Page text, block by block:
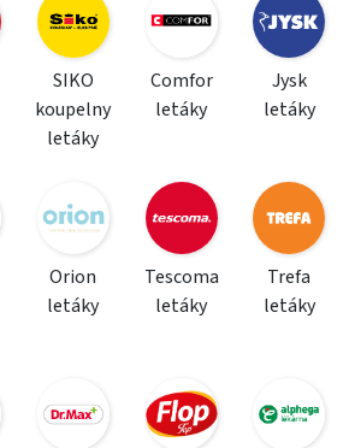
SIKO
koupelny
letáky
Comfor
letáky
Jysk
letáky
Orion
letáky
Tescoma
letáky
Trefa
letáky